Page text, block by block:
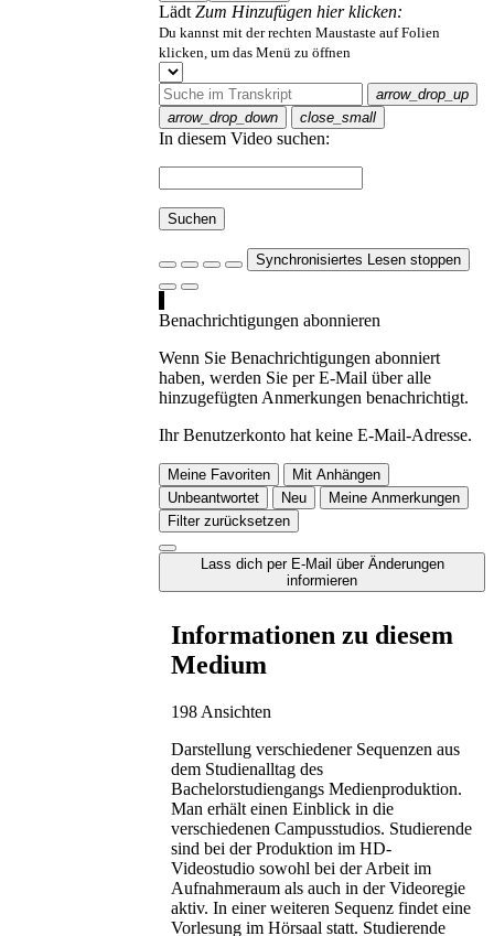
Lädt Zum Hinzufügen hier klicken:
Du kannst mit der rechten Maustaste auf Folien
klicken, um das Menü zu öffnen
arrow_drop_up
arrow_drop_down
close_small
In diesem Video suchen:
Suchen
Synchronisiertes Lesen stoppen
Benachrichtigungen abonnieren
Wenn Sie Benachrichtigungen abonniert
haben, werden Sie per E-Mail über alle
hinzugefügten Anmerkungen benachrichtigt.
Ihr Benutzerkonto hat keine E-Mail-Adresse.
Meine Favoriten
Mit Anhängen
Unbeantwortet
Neu
Meine Anmerkungen
Filter zurücksetzen
Lass dich per E-Mail über Änderungen
informieren
Informationen zu diesem
Medium
198 Ansichten
Darstellung verschiedener Sequenzen aus
dem Studienalltag des
Bachelorstudiengangs Medienproduktion.
Man erhält einen Einblick in die
verschiedenen Campusstudios. Studierende
sind bei der Produktion im HD-
Videostudio sowohl bei der Arbeit im
Aufnahmeraum als auch in der Videoregie
aktiv. In einer weiteren Sequenz findet eine
Vorlesung im Hörsaal statt. Studierende